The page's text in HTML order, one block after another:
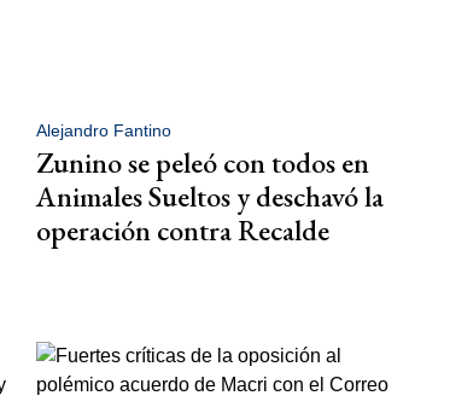
Alejandro Fantino
Zunino se peleó con todos en
Animales Sueltos y deschavó la
operación contra Recalde